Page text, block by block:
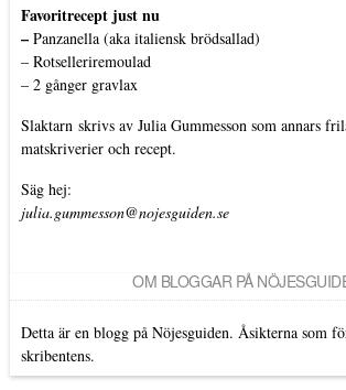
Favoritrecept just nu
– Panzanella (aka italiensk brödsallad)
– Rotselleriremoulad
– 2 gånger gravlax
Slaktarn skrivs av Julia Gummesson som annars
matskriverier och recept.
Säg hej:
julia.gummesson@nojesguiden.se
OM BLOGGAR PÅ
Detta är en blogg på Nöjesguiden. Åsikterna som
skribentens.